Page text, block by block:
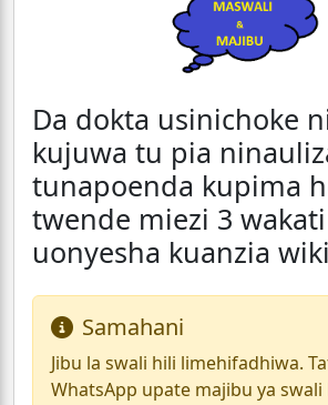
Da dokta usinichoke
kujuwa tu pia
tunapoenda kupima
twende miezi 3
uonyesha kuanzia
Samahani
Jibu la swali hili limehifadhiwa.
WhatsApp upate majibu ya swali